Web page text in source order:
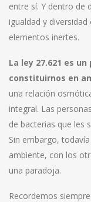
entre sí. Y dentro de
igualdad y
elementos inertes.
La ley 27.621 es
constituirnos en
una relación
integral. Las
de bacterias que les
Sin embargo,
ambiente, con los
una paradoja.
Recordemos